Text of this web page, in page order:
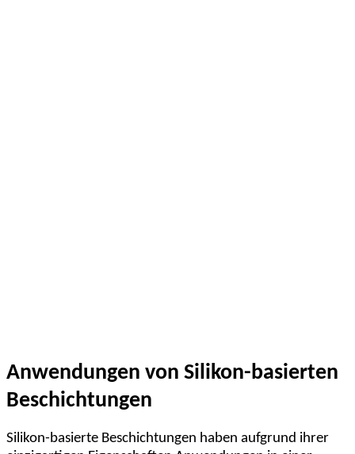
Anwendungen von Silikon-basierten
Beschichtungen
Silikon-basierte Beschichtungen haben aufgrund ihrer